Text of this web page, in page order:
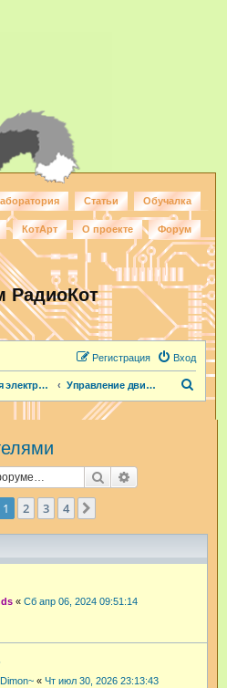
Статьи Обучалка
КотАрт О проекте Форум
РадиоКот
Вход
Регистрация
Силовая электроника Управление двигателями
Поиск
1 2 3 4
« Сб апр 06, 2024 09:51:14
« Чт июл 30, 2026 23:13:43